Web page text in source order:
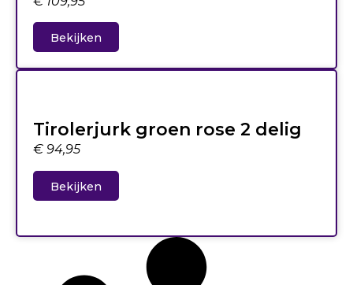
Bekijken
Tirolerjurk groen rose 2 delig
€ 94,95
Bekijken